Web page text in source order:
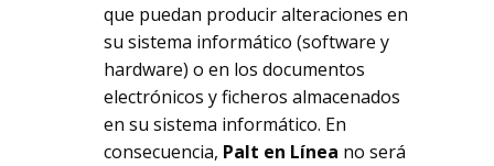
que puedan producir alteraciones en
su sistema informático (software y
hardware) o en los documentos
electrónicos y ficheros almacenados
en su sistema informático. En
consecuencia, Palt en Línea no será